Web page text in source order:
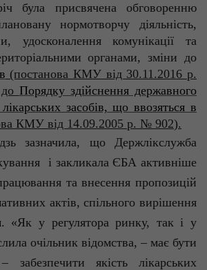
була присвячена обговоренню
нормотворчу діяльність,
удосконалення комунікації та
органами, зміни до
(постанова КМУ від 30.11.2016 р.
до Порядку здійснення державного
засобів, що ввозяться в
КМУ від 14.09.2005 р. № 902).
зазначила, що Держлікслужба
і закликала ЄБА активніше
та внесення пропозицій
актів, спільного вирішення
«Як у регулятора ринку, так і у
очільник відомства, – має бути
забезпечити якість лікарських